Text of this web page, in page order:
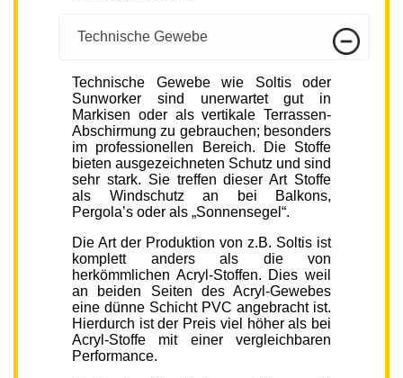
Technische Gewebe
Technische Gewebe wie Soltis oder
Sunworker sind unerwartet gut in
Markisen oder als vertikale Terrassen-
Abschirmung zu gebrauchen; besonders
im professionellen Bereich. Die Stoffe
bieten ausgezeichneten Schutz und sind
sehr stark. Sie treffen dieser Art Stoffe
als Windschutz an bei Balkons,
Pergola’s oder als „Sonnensegel“.
Die Art der Produktion von z.B. Soltis ist
komplett anders als die von
herkömmlichen Acryl-Stoffen. Dies weil
an beiden Seiten des Acryl-Gewebes
eine dünne Schicht PVC angebracht ist.
Hierdurch ist der Preis viel höher als bei
Acryl-Stoffe mit einer vergleichbaren
Performance.